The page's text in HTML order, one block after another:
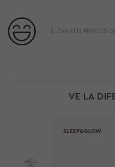
ELEVA TUS NIVELES
VE LA
SLEEP&GLOW